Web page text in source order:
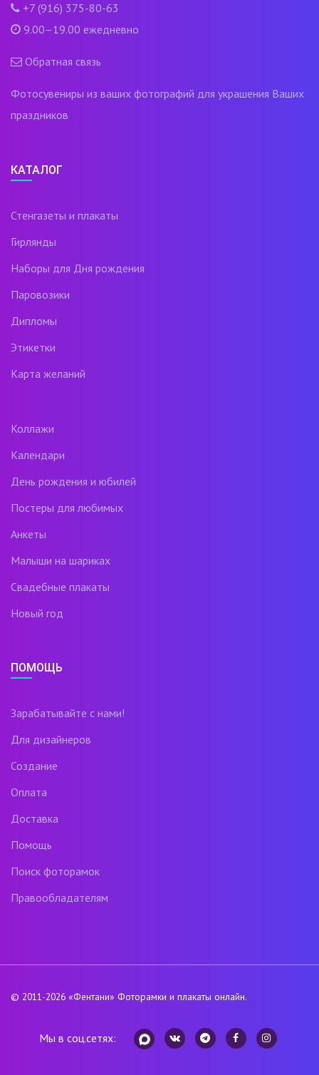
+7 (916) 375-80-63
9.00–19.00 ежедневно
Обратная связь
Фотосувениры из ваших фотографий для украшения Ваших
праздников
КАТАЛОГ
Стенгазеты и плакаты
Гирлянды
Наборы для Дня рождения
Паровозики
Дипломы
Этикетки
Карта желаний
Коллажи
Календари
День рождения и юбилей
Постеры для любимых
Анкеты
Малыши на шариках
Свадебные плакаты
Новый год
ПОМОЩЬ
Зарабатывайте с нами!
Для дизайнеров
Создание
Оплата
Доставка
Помощь
Поиск фоторамок
Правообладателям
© 2011-2026 «Фентани» Фоторамки и плакаты онлайн.
Мы в соц.сетях: